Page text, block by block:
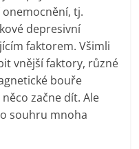
tj.
depresivní
faktorem. Všimli
vnější faktory, různé
bouře
začne dít. Ale
souhru mnoha